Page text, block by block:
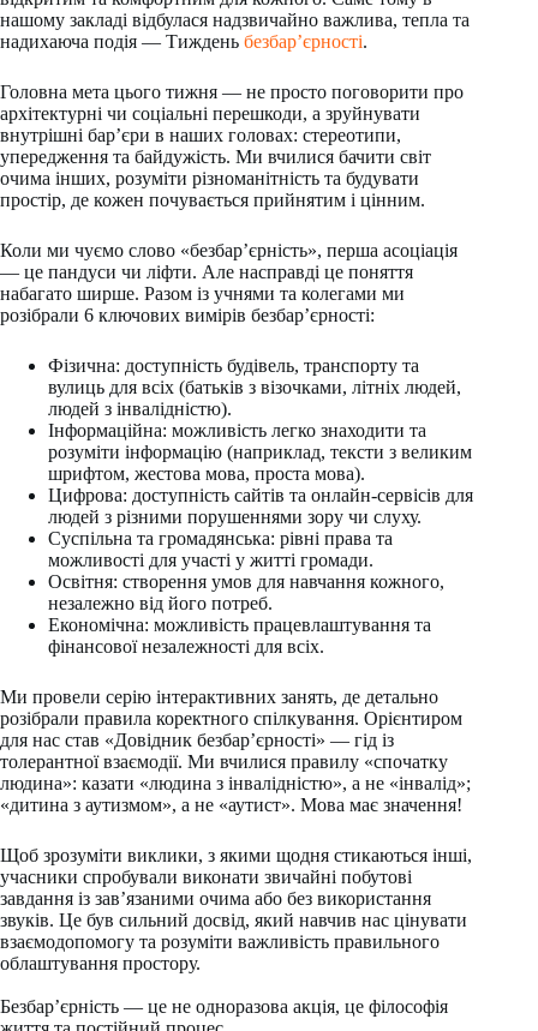
нашому закладі відбулася надзвичайно важлива, тепла та
надихаюча подія — Тиждень безбар’єрності.
Головна мета цього тижня — не просто поговорити про
архітектурні чи соціальні перешкоди, а зруйнувати
внутрішні бар’єри в наших головах: стереотипи,
упередження та байдужість. Ми вчилися бачити світ
очима інших, розуміти різноманітність та будувати
простір, де кожен почувається прийнятим і цінним.
Коли ми чуємо слово «безбар’єрність», перша асоціація
— це пандуси чи ліфти. Але насправді це поняття
набагато ширше. Разом із учнями та колегами ми
розібрали 6 ключових вимірів безбар’єрності:
Фізична: доступність будівель, транспорту та
вулиць для всіх (батьків з візочками, літніх людей,
людей з інвалідністю).
Інформаційна: можливість легко знаходити та
розуміти інформацію (наприклад, тексти з великим
шрифтом, жестова мова, проста мова).
Цифрова: доступність сайтів та онлайн-сервісів для
людей з різними порушеннями зору чи слуху.
Суспільна та громадянська: рівні права та
можливості для участі у житті громади.
Освітня: створення умов для навчання кожного,
незалежно від його потреб.
Економічна: можливість працевлаштування та
фінансової незалежності для всіх.
Ми провели серію інтерактивних занять, де детально
розібрали правила коректного спілкування. Орієнтиром
для нас став «Довідник безбар’єрності» — гід із
толерантної взаємодії. Ми вчилися правилу «спочатку
людина»: казати «людина з інвалідністю», а не «інвалід»;
«дитина з аутизмом», а не «аутист». Мова має значення!
Щоб зрозуміти виклики, з якими щодня стикаються інші,
учасники спробували виконати звичайні побутові
завдання із зав’язаними очима або без використання
звуків. Це був сильний досвід, який навчив нас цінувати
взаємодопомогу та розуміти важливість правильного
облаштування простору.
Безбар’єрність — це не одноразова акція, це філософія